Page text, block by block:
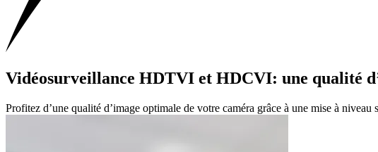
Vidéosurveillance HDTVI et HDCVI: une qualité
Profitez d’une qualité d’image optimale de votre caméra grâce à une mise à